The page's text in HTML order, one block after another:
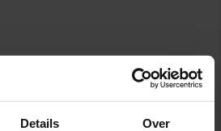
Details Over